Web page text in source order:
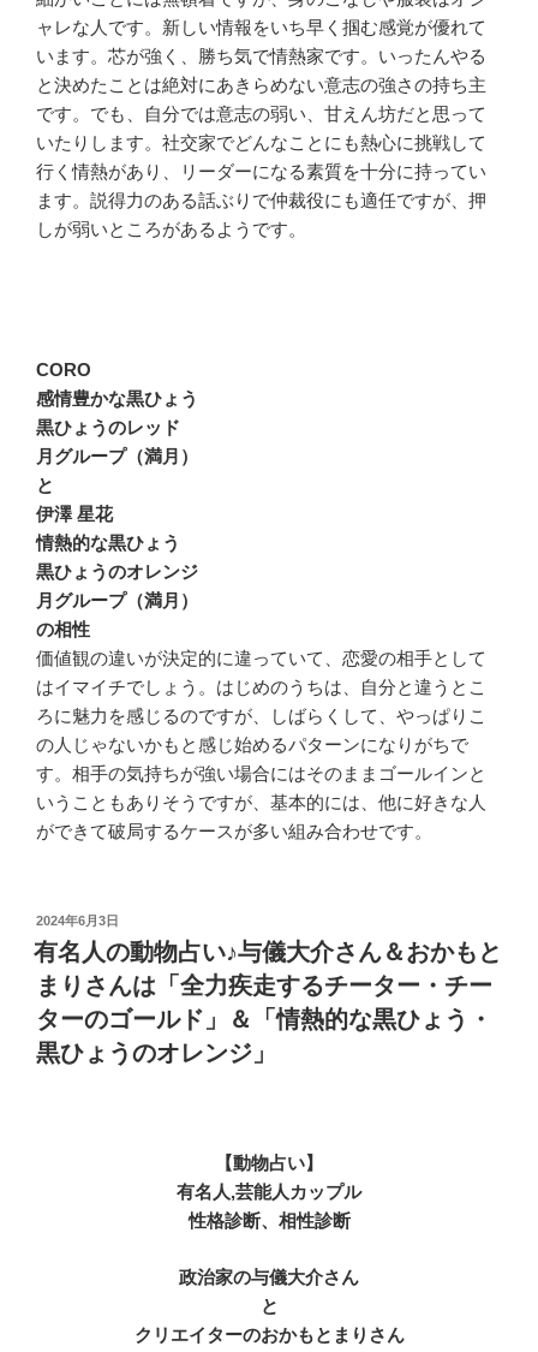
ャレな人です。新しい情報をいち早く掴む感覚が優れて
います。芯が強く、勝ち気で情熱家です。いったんやる
と決めたことは絶対にあきらめない意志の強さの持ち主
です。でも、自分では意志の弱い、甘えん坊だと思って
いたりします。社交家でどんなことにも熱心に挑戦して
行く情熱があり、リーダーになる素質を十分に持ってい
ます。説得力のある話ぶりで仲裁役にも適任ですが、押
しが弱いところがあるようです。
CORO
感情豊かな黒ひょう
黒ひょうのレッド
月グループ（満月）
と
伊澤 星花
情熱的な黒ひょう
黒ひょうのオレンジ
月グループ（満月）
の相性
価値観の違いが決定的に違っていて、恋愛の相手として
はイマイチでしょう。はじめのうちは、自分と違うとこ
ろに魅力を感じるのですが、しばらくして、やっぱりこ
の人じゃないかもと感じ始めるパターンになりがちで
す。相手の気持ちが強い場合にはそのままゴールインと
いうこともありそうですが、基本的には、他に好きな人
ができて破局するケースが多い組み合わせです。
投
稿
日:
2024年6月3日
有名人の動物占い♪与儀大介さん＆おかもと
まりさんは「全力疾走するチーター・チー
ターのゴールド」＆「情熱的な黒ひょう・
黒ひょうのオレンジ」
【動物占い】
有名人,芸能人カップル
性格診断、相性診断
政治家の与儀大介さん
と
クリエイターのおかもとまりさん